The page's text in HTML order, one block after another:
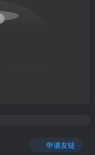
申请友链